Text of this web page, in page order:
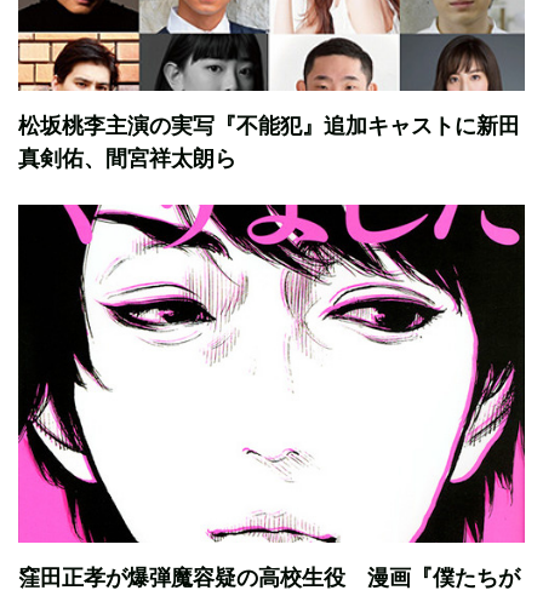
松坂桃李主演の実写『不能犯』追加キャストに新田
真剣佑、間宮祥太朗ら
窪田正孝が爆弾魔容疑の高校生役 漫画『僕たちが